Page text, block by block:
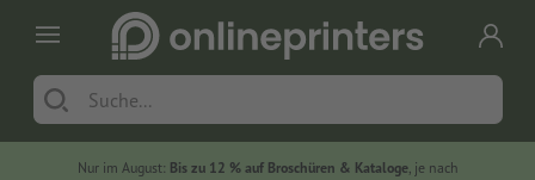
Nur im August: Bis zu 12 % auf Broschüren & Kataloge, je nach